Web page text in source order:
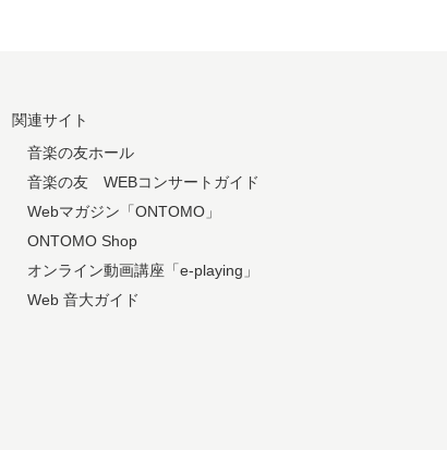
関連サイト
音楽の友ホール
音楽の友 WEBコンサートガイド
Webマガジン「ONTOMO」
ONTOMO Shop
オンライン動画講座「e-playing」
Web 音大ガイド